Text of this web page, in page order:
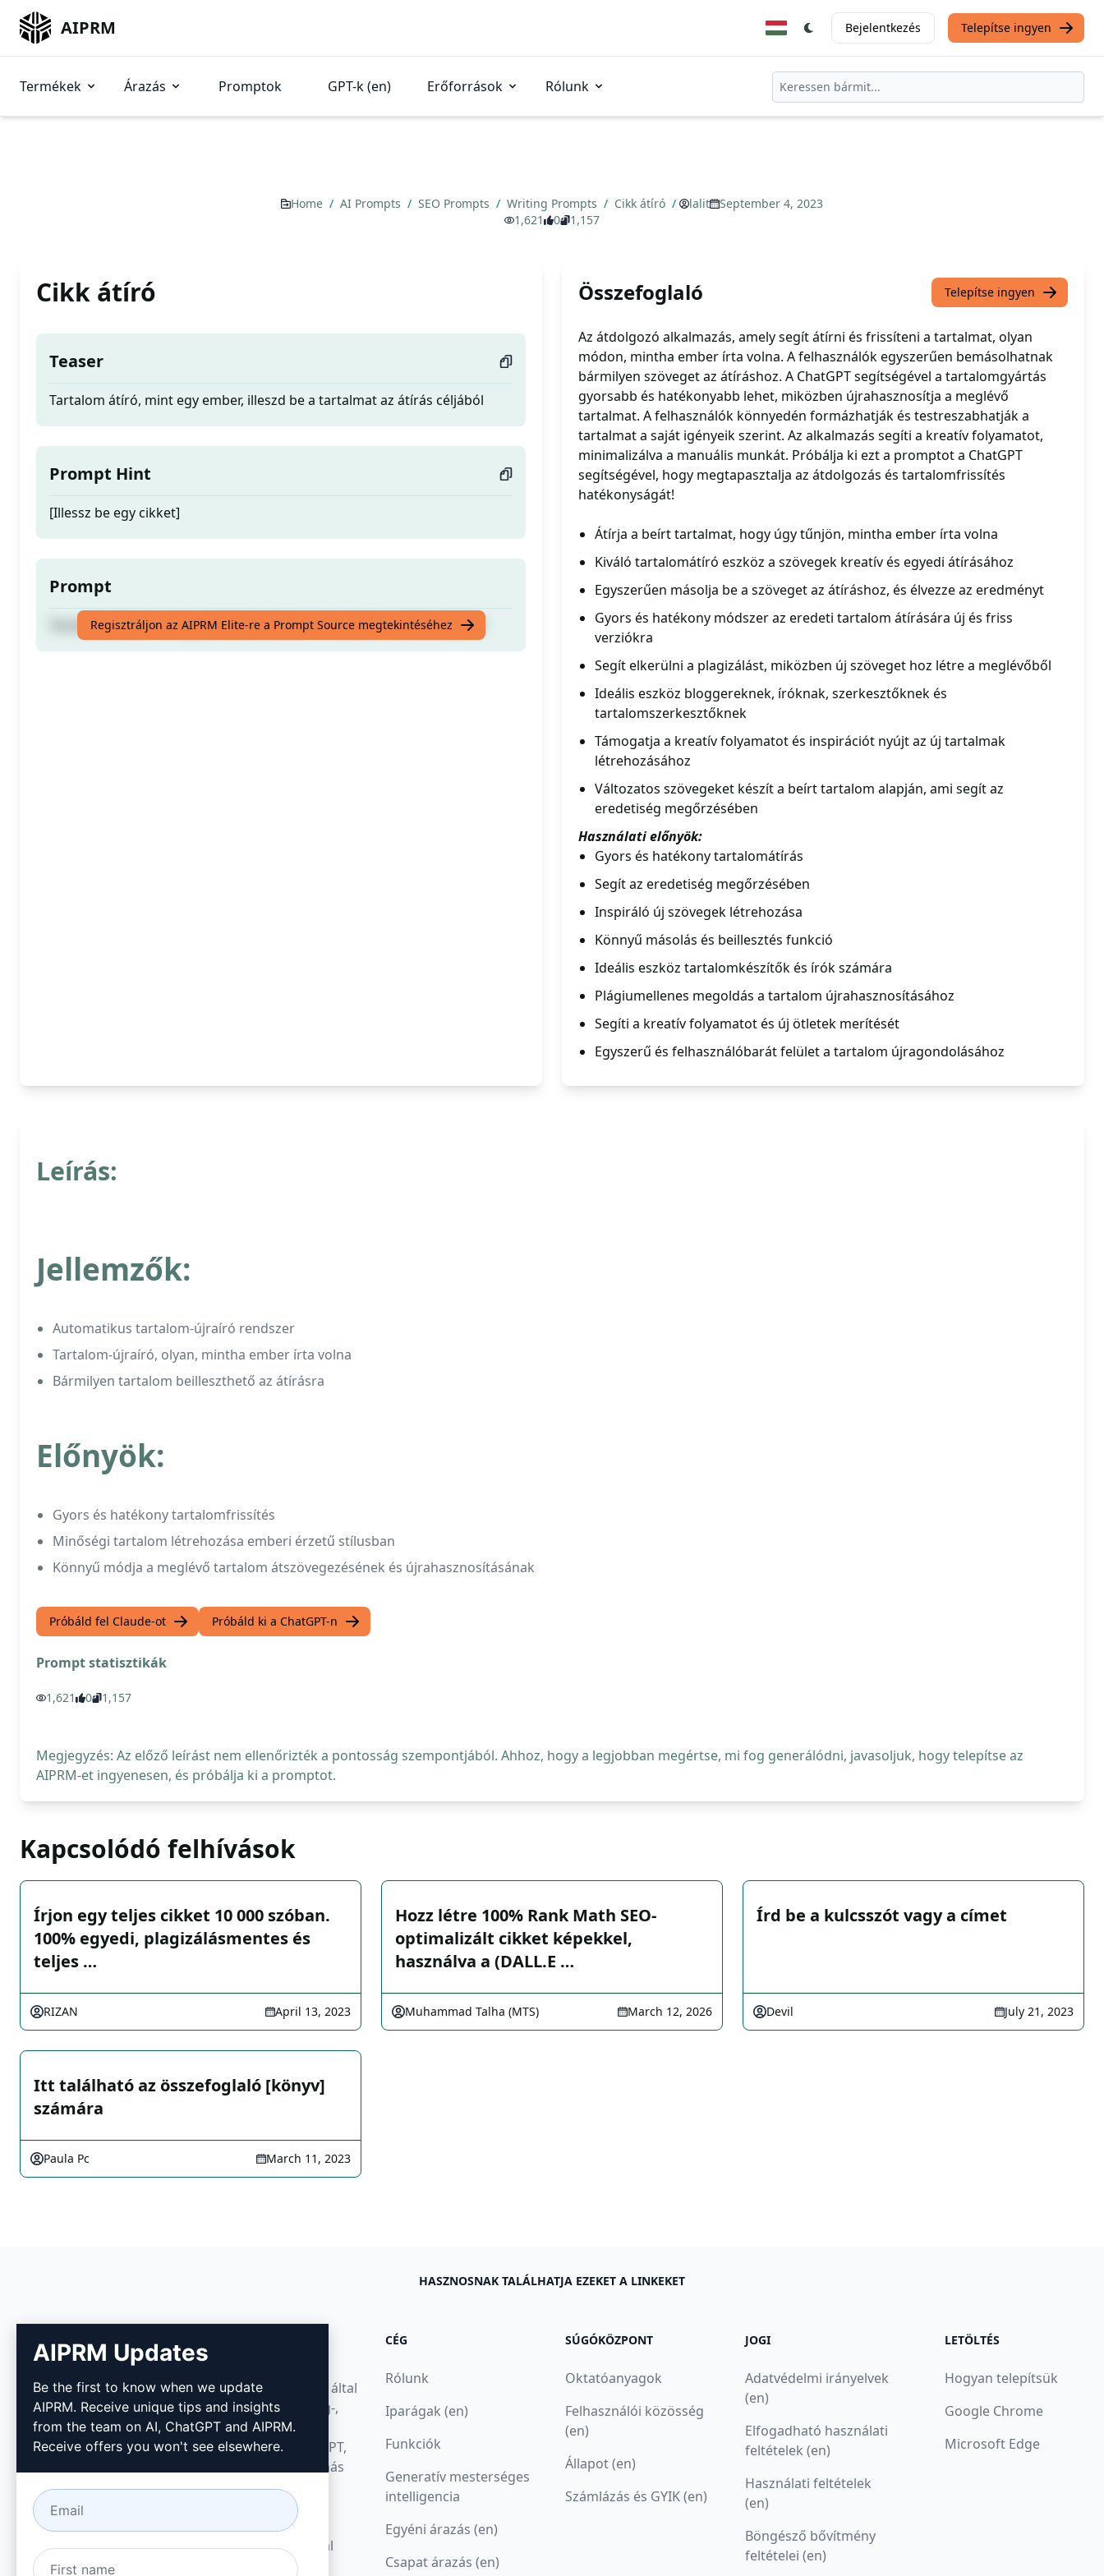
AIPRM Bejelentkezés Telepítse ingyen
Termékek Árazás Promptok GPT-k (en) Erőforrások Rólunk
Home / AI Prompts / SEO Prompts / Writing Prompts / Cikk átíró / lalit
September 4, 2023
1,621
0 1,157
Cikk átíró
Teaser
Tartalom átíró, mint egy ember, illeszd be a tartalmat az átírás céljából
Prompt Hint
[Illessz be egy cikket]
Prompt
Tartalom átíró, mint egy ember, illeszd be a tartalmat az átírás céljából
Regisztráljon az AIPRM Elite-re a Prompt Source megtekintéséhez
Összefoglaló Telepítse ingyen
Az átdolgozó alkalmazás, amely segít átírni és frissíteni a tartalmat, olyan
módon, mintha ember írta volna. A felhasználók egyszerűen bemásolhatnak
bármilyen szöveget az átíráshoz. A ChatGPT segítségével a tartalomgyártás
gyorsabb és hatékonyabb lehet, miközben újrahasznosítja a meglévő
tartalmat. A felhasználók könnyedén formázhatják és testreszabhatják a
tartalmat a saját igényeik szerint. Az alkalmazás segíti a kreatív folyamatot,
minimalizálva a manuális munkát. Próbálja ki ezt a promptot a ChatGPT
segítségével, hogy megtapasztalja az átdolgozás és tartalomfrissítés
hatékonyságát!
Átírja a beírt tartalmat, hogy úgy tűnjön, mintha ember írta volna
Kiváló tartalomátíró eszköz a szövegek kreatív és egyedi átírásához
Egyszerűen másolja be a szöveget az átíráshoz, és élvezze az eredményt
Gyors és hatékony módszer az eredeti tartalom átírására új és friss
verziókra
Segít elkerülni a plagizálást, miközben új szöveget hoz létre a meglévőből
Ideális eszköz bloggereknek, íróknak, szerkesztőknek és
tartalomszerkesztőknek
Támogatja a kreatív folyamatot és inspirációt nyújt az új tartalmak
létrehozásához
Változatos szövegeket készít a beírt tartalom alapján, ami segít az
eredetiség megőrzésében
Használati előnyök:
Gyors és hatékony tartalomátírás
Segít az eredetiség megőrzésében
Inspiráló új szövegek létrehozása
Könnyű másolás és beillesztés funkció
Ideális eszköz tartalomkészítők és írók számára
Plágiumellenes megoldás a tartalom újrahasznosításához
Segíti a kreatív folyamatot és új ötletek merítését
Egyszerű és felhasználóbarát felület a tartalom újragondolásához
Leírás:
Jellemzők:
Automatikus tartalom-újraíró rendszer
Tartalom-újraíró, olyan, mintha ember írta volna
Bármilyen tartalom beilleszthető az átírásra
Előnyök:
Gyors és hatékony tartalomfrissítés
Minőségi tartalom létrehozása emberi érzetű stílusban
Könnyű módja a meglévő tartalom átszövegezésének és újrahasznosításának
Próbáld fel Claude-ot Próbáld ki a ChatGPT-n
Prompt statisztikák
1,621 0 1,157
Megjegyzés: Az előző leírást nem ellenőrizték a pontosság szempontjából. Ahhoz, hogy a legjobban megértse, mi fog generálódni, javasoljuk, hogy telepítse az
AIPRM-et ingyenesen, és próbálja ki a promptot.
Kapcsolódó felhívások
Írjon egy teljes cikket 10 000 szóban.
100% egyedi, plagizálásmentes és
teljes …
RIZAN April 13, 2023
Hozz létre 100% Rank Math SEO-
optimalizált cikket képekkel,
használva a (DALL.E …
Muhammad Talha (MTS) March 12, 2026
Írd be a kulcsszót vagy a címet
Devil July 21, 2023
Itt található az összefoglaló [könyv]
számára
Paula Pc March 11, 2023
HASZNOSNAK TALÁLHATJA EZEKET A LINKEKET
AIPRM
Az AIPRM egy promptkezelő eszköz és közösség által
fejlesztett promptkönyvtár. Teljesítsen marketing-,
értékesítési, üzemeltetési, produktivitási és
ügyfélszolgálati feladatokat percek alatt a ChatGPT,
Claude, Gemini, Midjourney, GPT Image és sok más
platformra szabott, azonnal használható
promptokkal.
Kisvállalkozásoknak tervezve. Nagyvállalatok által
kedvelve.
CÉG
Rólunk
Iparágak (en)
Funkciók
Generatív mesterséges
intelligencia
Egyéni árazás (en)
Csapat árazás (en)
SÚGÓKÖZPONT
Oktatóanyagok
Felhasználói közösség
(en)
Állapot (en)
Számlázás és GYIK (en)
JOGI
Adatvédelmi irányelvek
(en)
Elfogadható használati
feltételek (en)
Használati feltételek
(en)
Böngésző bővítmény
feltételei (en)
LETÖLTÉS
Hogyan telepítsük
Google Chrome
Microsoft Edge
AIPRM Updates
Be the first to know when we update
AIPRM. Receive unique tips and insights
from the team on AI, ChatGPT and AIPRM.
Receive offers you won't see elsewhere.